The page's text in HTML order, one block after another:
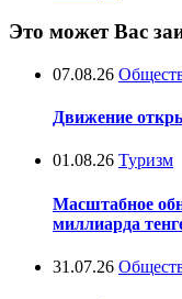
Это может Вас
07.08.26
Движение
01.08.26 Туризм
Масштабное
миллиарда
31.07.26